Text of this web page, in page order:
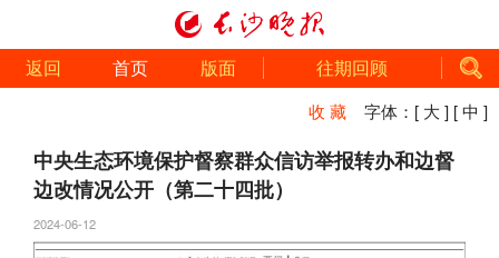
返回 首页 版面 往期回顾
收 藏 字体： [ 大 ] [ 中 ]
中央生态环境保护督察群众信访举报转办和边督
边改情况公开（第二十四批）
2024-06-12